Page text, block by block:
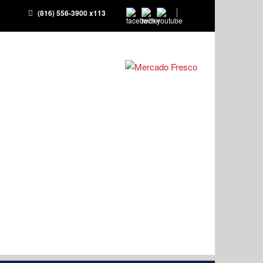
(816) 556-3900 x113